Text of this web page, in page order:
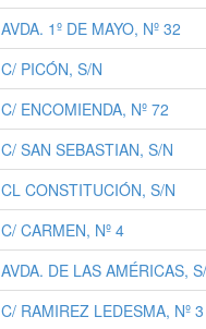
AVDA. 1º DE MAYO, Nº 32
C/ PICÓN, S/N
C/ ENCOMIENDA, Nº 72
C/ SAN SEBASTIAN, S/N
CL CONSTITUCIÓN, S/N
C/ CARMEN, Nº 4
AVDA. DE LAS AMÉRICAS,
C/ RAMIREZ LEDESMA, Nº 3